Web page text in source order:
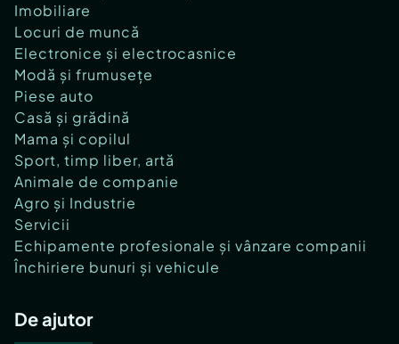
Imobiliare
Locuri de muncă
Electronice și electrocasnice
Modă și frumusețe
Piese auto
Casă și grădină
Mama și copilul
Sport, timp liber, artă
Animale de companie
Agro și Industrie
Servicii
Echipamente profesionale și vânzare companii
Închiriere bunuri și vehicule
De ajutor